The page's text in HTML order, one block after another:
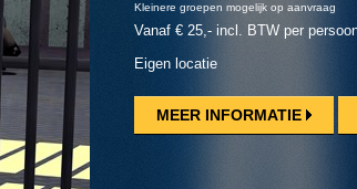
Kleinere groepen mogelijk op aanvraag
Vanaf € 25,- incl. BTW per
Eigen locatie
MEER INFORMATIE